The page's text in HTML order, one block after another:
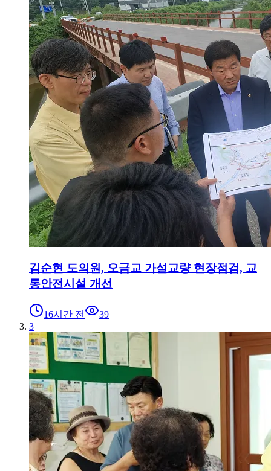
김순현 도의원, 오금교 가설교량 현장점검, 교
통안전시설 개선
16시간 전
39
3